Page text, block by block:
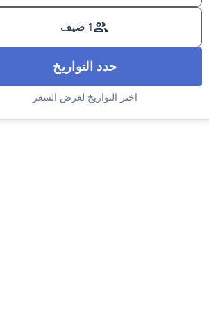
1 ضيف
حدد التواريخ
اختر التواريخ لعرض السعر